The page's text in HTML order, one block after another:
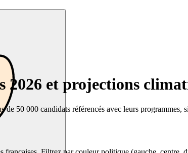
et projections
50 000 candidats référencés avec leurs programmes,